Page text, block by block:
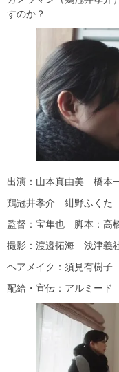
すのか？
出演：山本真由美 橋
鶏冠井孝介 紺野ふくた
監督：宝隼也 脚本：高
撮影：渡邉拓海 浅
ヘアメイク：須見有樹
配給・宣伝：アルミード